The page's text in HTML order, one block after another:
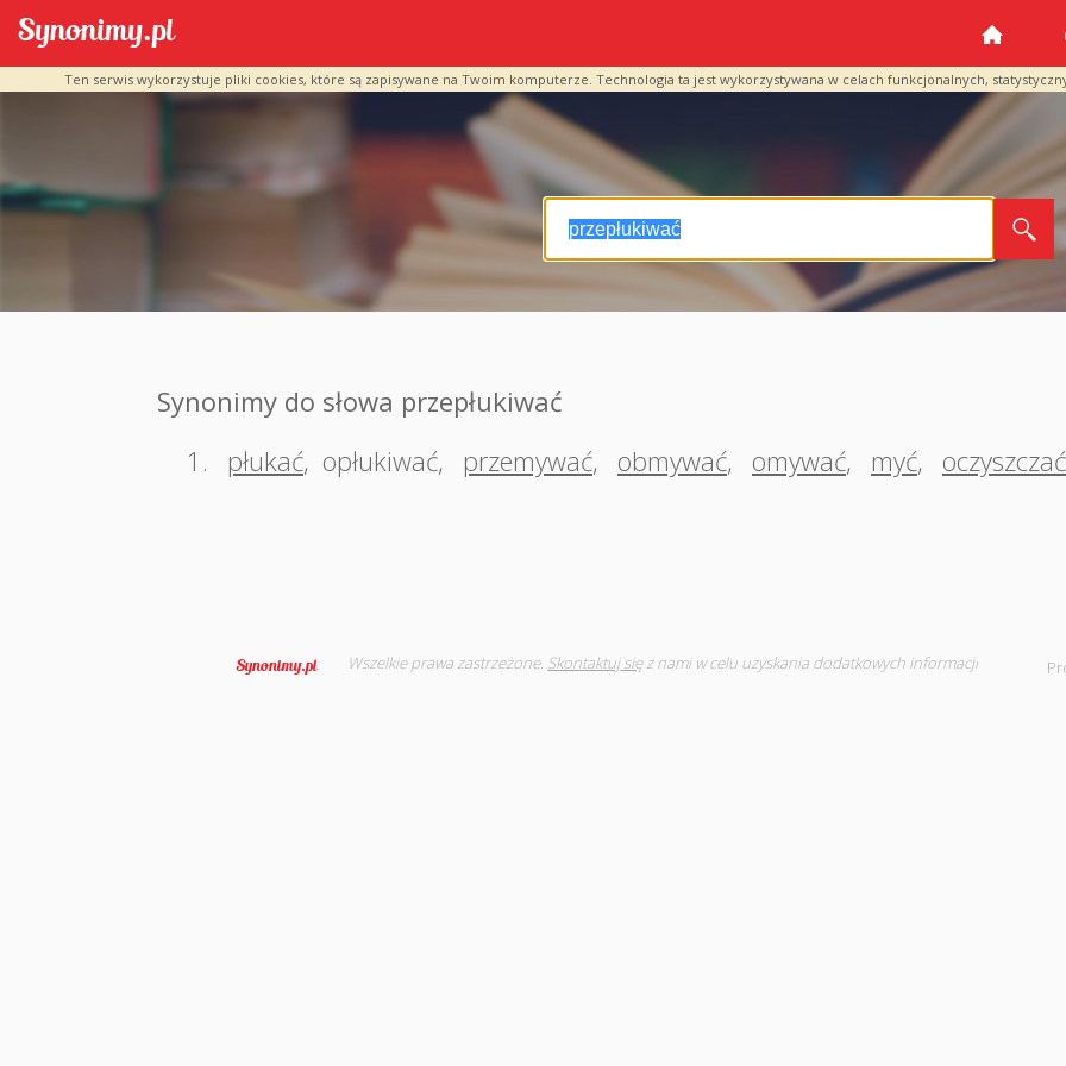
Ten serwis wykorzystuje pliki cookies, które są zapisywane na Twoim komputerze. Technologia ta jest wykorzystywana w celach funkcjonalnych,
Synonimy do słowa przepłukiwać
1.
płukać, opłukiwać, przemywać, obmywać, omywać, myć, oczyszczać
Wszelkie prawa zastrzeżone. Skontaktuj sięz nami w celu uzyskania dodatkowych informacji